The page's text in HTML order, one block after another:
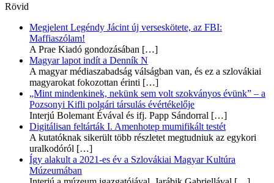
Rövid
Megjelent Legéndy Jácint új verseskötete, az FBI:
Maffiaszólam!
A Prae Kiadó gondozásában […]
Magyar lapot indít a Denník N
A magyar médiaszabadság válságban van, és ez a szlovákiai
magyarokat fokozottan érinti […]
„Mint mindenkinek, nekünk sem volt szokványos évünk” – a
Pozsonyi Kifli polgári társulás évértékelője
Interjú Bolemant Évával és ifj. Papp Sándorral […]
Digitálisan feltárták I. Amenhotep mumifikált testét
A kutatóknak sikerült több részletet megtudniuk az egykori
uralkodóról […]
Így alakult a 2021-es év a Szlovákiai Magyar Kultúra
Múzeumában